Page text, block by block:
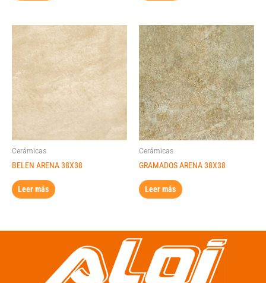
Cerámicas
BELEN ARENA 38X38
Leer más
Cerámicas
GRAMADOS ARENA 38X38
Leer más